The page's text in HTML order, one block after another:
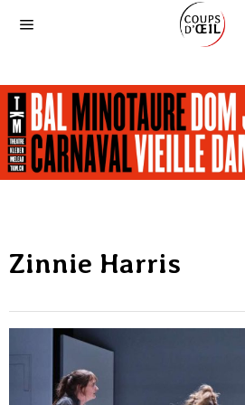
Zinnie Harris